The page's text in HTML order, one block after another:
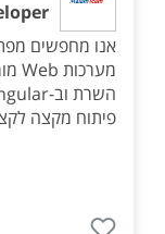
פיתוח מקצה